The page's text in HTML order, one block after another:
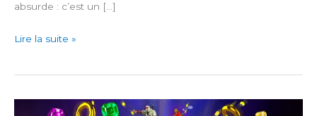
absurde : c’est un […]
Donut
Lire la suite »